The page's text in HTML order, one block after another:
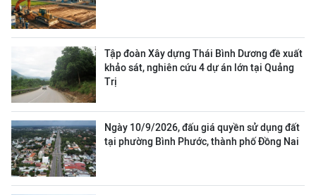
Tập đoàn Xây dựng Thái Bình Dương đề xuất
khảo sát, nghiên cứu 4 dự án lớn tại Quảng
Trị
Ngày 10/9/2026, đấu giá quyền sử dụng đất
tại phường Bình Phước, thành phố Đồng Nai